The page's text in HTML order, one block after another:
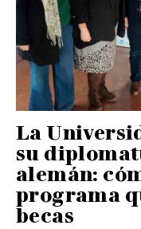
La
su
alemán:
programa
becas